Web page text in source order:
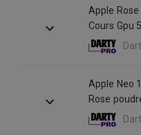
Apple Rose
Cours Gpu
Apple Neo
Rose